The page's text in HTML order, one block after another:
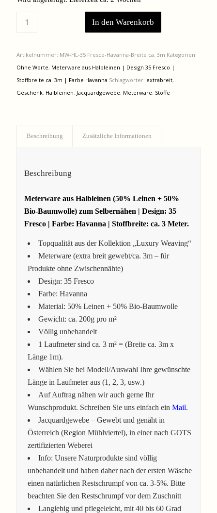
In den Warenkorb
Artikelnummer: MW-HL-35 Fresco-Havanna-Breite ca. 3m Kategorien:
Ohne Worte, Meterware aus Halbleinen | Design 35 Fresco |
Stoffbreite ca. 3m | Farbe Havanna Schlagwörter: extrabreit,
Geschenk, Halbleinen, Jacquardgewebe, Meterware, Stoffe
Beschreibung Zusätzliche Informationen
Beschreibung
Meterware aus Halbleinen (50% Leinen + 50%
Bio-Baumwolle)zum Selbernähen | Design: 35
Fresco | Farbe: Havanna | Stoffbreite: ca. 3 Meter.
Topqualität aus der Kollektion „Luxury Weaving“
Meterware (extra breit gewebt/ca. 3m – für
Produkte ohne Zwischennähte)
Design: 35 Fresco
Farbe: Havanna
Material: 50% Leinen + 50% Bio-Baumwolle
Gewicht: ca. 200g pro m²
Völlig unbehandelt
1 Laufmeter sind ca. 3 m² = (Breite ca. 3m x
Länge 1m).
Wählen Sie bei Modell/Auswahl Ihre gewünschte
Länge in Laufmeter aus (1, 2, 3, usw.)
Auf Auftrag nähen wir auch gerne Ihr
Wunschprodukt. Schreiben Sie uns einfach ein Mail.
Jacquardgewebe – Gewebt und genäht in
Österreich (Region Mühlviertel), in einer nach GOTS
zertifizierten Weberei
Info: Unsere Naturprodukte sind völlig
unbehandelt und haben daher nach der ersten Wäsche
einen natürlichen Restschrumpf von ca. 3-5%. Bitte
beachten Sie den Restschrumpf vor dem Zuschnitt
Langlebig und pflegeleicht, mit 40 bis 60 Grad